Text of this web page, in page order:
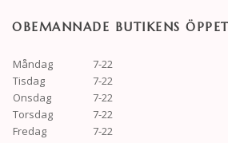
OBEMANNADE BUTIKENS
Måndag
7-22
Tisdag
7-22
Onsdag
7-22
Torsdag
7-22
Fredag
7-22